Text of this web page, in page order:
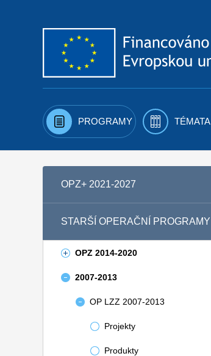
PROGRAMY TÉMATA
OPZ+ 2021-2027
STARŠÍ OPERAČNÍ PROGRAMY
OPZ 2014-2020
2007-2013
OP LZZ 2007-2013
Projekty
Produkty